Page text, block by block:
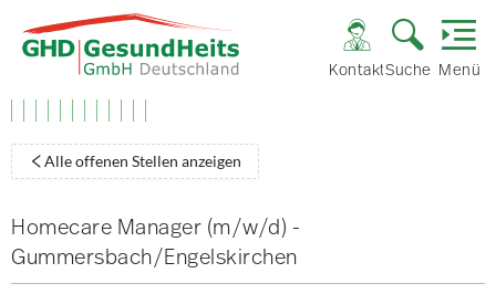
KontaktSuche Menü
Alle offenen Stellen anzeigen
Homecare Manager (m/w/d) -
Gummersbach/Engelskirchen